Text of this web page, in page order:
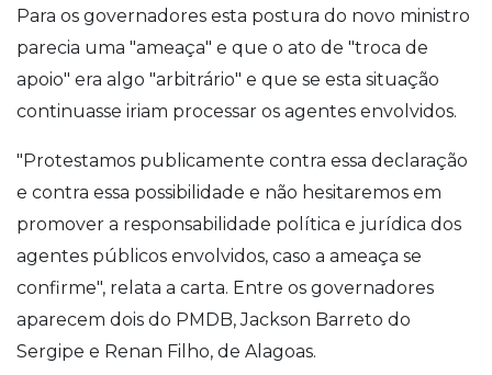
Para os governadores esta postura do novo ministro
parecia uma "ameaça" e que o ato de "troca de
apoio" era algo "arbitrário" e que se esta situação
continuasse iriam processar os agentes envolvidos.
"Protestamos publicamente contra essa declaração
e contra essa possibilidade e não hesitaremos em
promover a responsabilidade política e jurídica dos
agentes públicos envolvidos, caso a ameaça se
confirme", relata a carta. Entre os governadores
aparecem dois do PMDB, Jackson Barreto do
Sergipe e Renan Filho, de Alagoas.